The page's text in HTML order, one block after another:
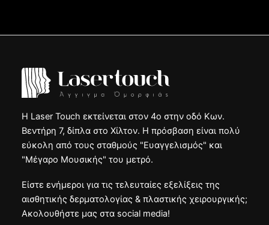
Η Laser Touch εκτείνεται στον 4ο στην οδό Κων.
Βεντήρη 7, δίπλα στο Χίλτον. Η πρόσβαση είναι πολύ
εύκολη από τους σταθμούς "Ευαγγελισμός" και
"Μέγαρο Μουσικής" του μετρό.
Είστε ενήμεροι για τις τελευταίες εξελίξεις της
αισθητικής δερματολογίας & πλαστικής χειρουργικής;
Ακολουθήστε μας στα social media!